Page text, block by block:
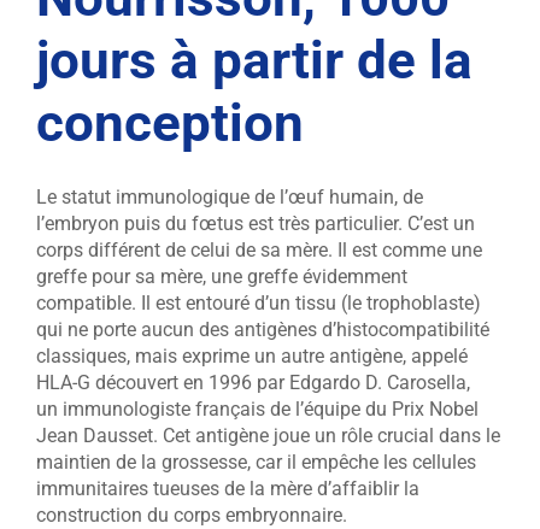
jours à partir de la
conception
Le statut immunologique de l’œuf humain, de
l’embryon puis du fœtus est très particulier. C’est un
corps différent de celui de sa mère. Il est comme une
greffe pour sa mère, une greffe évidemment
compatible. Il est entouré d’un tissu (le trophoblaste)
qui ne porte aucun des antigènes d’histocompatibilité
classiques, mais exprime un autre antigène, appelé
HLA-G découvert en 1996 par Edgardo D. Carosella,
un immunologiste français de l’équipe du Prix Nobel
Jean Dausset. Cet antigène joue un rôle crucial dans le
maintien de la grossesse, car il empêche les cellules
immunitaires tueuses de la mère d’affaiblir la
construction du corps embryonnaire.